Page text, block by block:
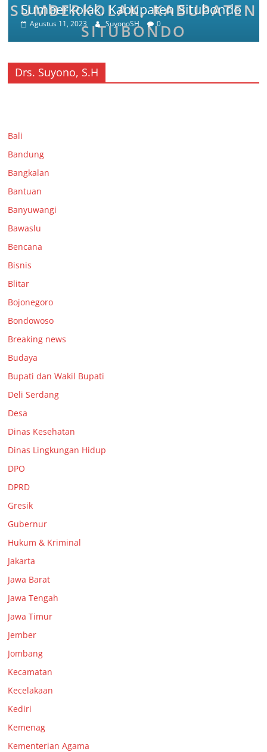
Sumberkolak, Kabupaten Situbondo
Agustus 11, 2023 SuyonoSH 0
Drs. Suyono, S.H
Bali
Bandung
Bangkalan
Bantuan
Banyuwangi
Bawaslu
Bencana
Bisnis
Blitar
Bojonegoro
Bondowoso
Breaking news
Budaya
Bupati dan Wakil Bupati
Deli Serdang
Desa
Dinas Kesehatan
Dinas Lingkungan Hidup
DPO
DPRD
Gresik
Gubernur
Hukum & Kriminal
Jakarta
Jawa Barat
Jawa Tengah
Jawa Timur
Jember
Jombang
Kecamatan
Kecelakaan
Kediri
Kemenag
Kementerian Agama